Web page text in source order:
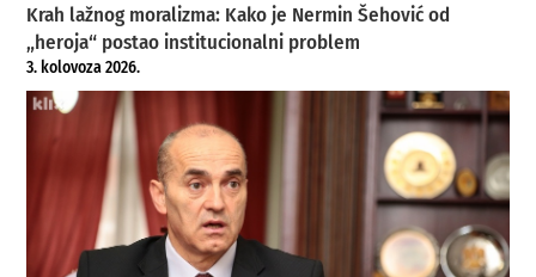
Krah lažnog moralizma: Kako je Nermin Šehović od
„heroja“ postao institucionalni problem
3. kolovoza 2026.